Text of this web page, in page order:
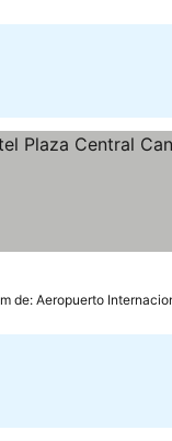
de: Aeropuerto